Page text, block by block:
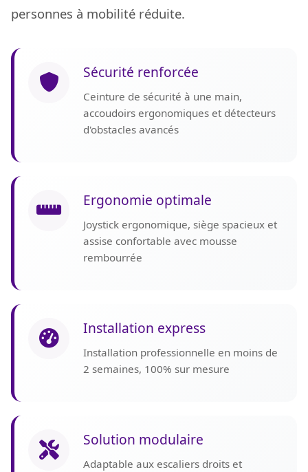
personnes à mobilité réduite.
Sécurité renforcée
Ceinture de sécurité à une main,
accoudoirs ergonomiques et détecteurs
d'obstacles avancés
Ergonomie optimale
Joystick ergonomique, siège spacieux et
assise confortable avec mousse
rembourrée
Installation express
Installation professionnelle en moins de
2 semaines, 100% sur mesure
Solution modulaire
Adaptable aux escaliers droits et